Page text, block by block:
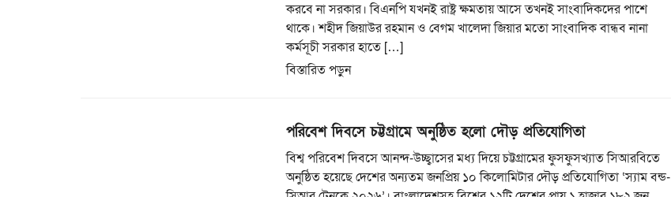
করবে না সরকার। বিএনপি যখনই রাষ্ট্র ক্ষমতায় আসে তখনই সাংবাদিকদের পাশে
থাকে। শহীদ জিয়াউর রহমান ও বেগম খালেদা জিয়ার মতো সাংবাদিক বান্ধব নানা
কর্মসূচী সরকার হাতে […]
বিস্তারিত পড়ুন
পরিবেশ দিবসে চট্টগ্রামে অনুষ্ঠিত হলো দৌড় প্রতিযোগিতা
বিশ্ব পরিবেশ দিবসে আনন্দ-উচ্ছ্বাসের মধ্য দিয়ে চট্টগ্রামের ফুসফুসখ্যাত সিআরবিতে
অনুষ্ঠিত হয়েছে দেশের অন্যতম জনপ্রিয় ১০ কিলোমিটার দৌড় প্রতিযোগিতা ‘স্যাম বন্ড-